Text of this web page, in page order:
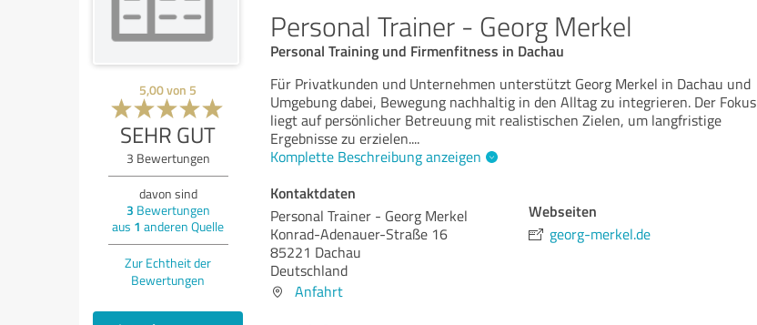
Personal Trainer - Georg Merkel
Personal Training und Firmenfitness in Dachau
5,00von 5
SEHR GUT
3 Bewertungen
davon sind
3 Bewertungen
aus 1 anderen Quelle
Zur Echtheit der
Bewertungen
Für Privatkunden und Unternehmen unterstützt Georg Merkel in Dachau und
Umgebung dabei, Bewegung nachhaltig in den Alltag zu integrieren. Der Fokus
liegt auf persönlicher Betreuung mit realistischen Zielen, um langfristige
Ergebnisse zu erzielen....
Komplette Beschreibung anzeigen
Kontaktdaten
Personal Trainer - Georg Merkel
Konrad-Adenauer-Straße 16
85221 Dachau
Deutschland
Anfahrt
Webseiten
georg-merkel.de